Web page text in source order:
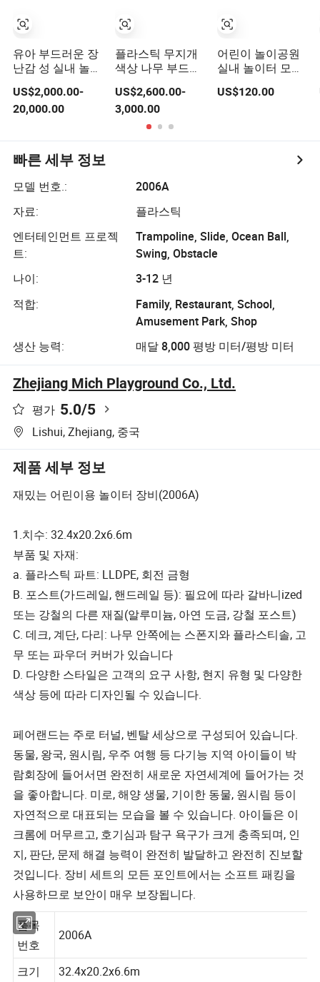
유아 부드러운 장
난감 성 실내 놀이
터 어린이 실내 놀
이 공간
US$2,000.00-
20,000.00
플라스틱 무지개
색상 나무 부드러
운 체육관 어린이
놀이 매트 놀이집
다채로운 실내 외
부 부드러운 미끄
럼틀 놀이터
US$2,600.00-
3,000.00
어린이 놀이공원
실내 놀이터 모험
공원 상업용 실내
부드러운 놀이터
US$120.00
빠른 세부 정보
모델 번호.:
2006A
자료:
플라스틱
엔터테인먼트 프로젝
트:
Trampoline, Slide, Ocean Ball,
Swing, Obstacle
나이:
3-12 년
적합:
Family, Restaurant, School,
Amusement Park, Shop
생산 능력:
매달 8,000 평방 미터/평방 미터
Zhejiang Mich Playground Co., Ltd.
평가 5.0/5
Lishui, Zhejiang, 중국
제품 세부 정보
재밌는 어린이용 놀이터 장비(2006A)
1.치수: 32.4x20.2x6.6m
부품 및 자재:
a. 플라스틱 파트: LLDPE, 회전 금형
B. 포스트(가드레일, 핸드레일 등): 필요에 따라 갈바니ized
또는 강철의 다른 재질(알루미늄, 아연 도금, 강철 포스트)
C. 데크, 계단, 다리: 나무 안쪽에는 스폰지와 플라스티솔, 고
무 또는 파우더 커버가 있습니다
D. 다양한 스타일은 고객의 요구 사항, 현지 유형 및 다양한
색상 등에 따라 디자인될 수 있습니다.
페어랜드는 주로 터널, 벤탈 세상으로 구성되어 있습니다.
동물, 왕국, 원시림, 우주 여행 등 다기능 지역 아이들이 박
람회장에 들어서면 완전히 새로운 자연세계에 들어가는 것
을 좋아합니다. 미로, 해양 생물, 기이한 동물, 원시림 등이
자연적으로 대표되는 모습을 볼 수 있습니다. 아이들은 이
크롬에 머무르고, 호기심과 탐구 욕구가 크게 충족되며, 인
지, 판단, 문제 해결 능력이 완전히 발달하고 완전히 진보할
것입니다. 장비 세트의 모든 포인트에서는 소프트 패킹을
사용하므로 보안이 매우 보장됩니다.
품목
번호
2006A